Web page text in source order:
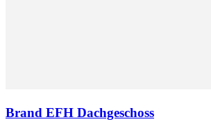
Brand EFH Dachgeschoss